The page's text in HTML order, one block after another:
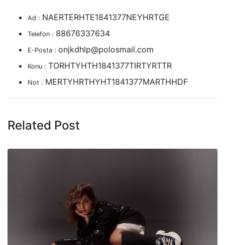
Ad : NAERTERHTE1841377NEYHRTGE
Telefon : 88676337634
E-Posta : onjkdhlp@polosmail.com
Konu : TORHTYHTH1841377TIRTYRTTR
Not : MERTYHRTHYHT1841377MARTHHDF
Related Post